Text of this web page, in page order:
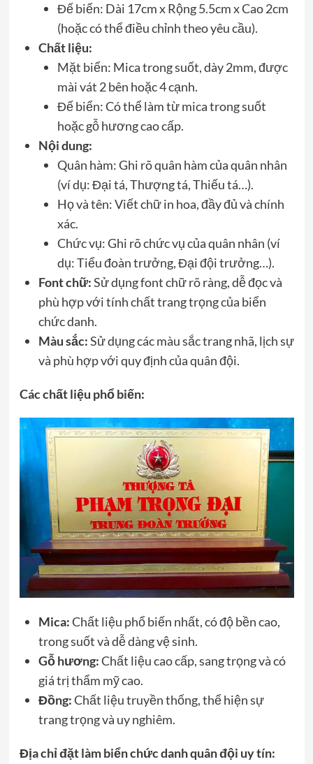
Đế biển: Dài 17cm x Rộng 5.5cm x Cao 2cm
(hoặc có thể điều chỉnh theo yêu cầu).
Chất liệu:
Mặt biển: Mica trong suốt, dày 2mm, được
mài vát 2 bên hoặc 4 cạnh.
Đế biển: Có thể làm từ mica trong suốt
hoặc gỗ hương cao cấp.
Nội dung:
Quân hàm: Ghi rõ quân hàm của quân nhân
(ví dụ: Đại tá, Thượng tá, Thiếu tá…).
Họ và tên: Viết chữ in hoa, đầy đủ và chính
xác.
Chức vụ: Ghi rõ chức vụ của quân nhân (ví
dụ: Tiểu đoàn trưởng, Đại đội trưởng…).
Font chữ:Sử dụng font chữ rõ ràng, dễ đọc và
phù hợp với tính chất trang trọng của biển
chức danh.
Màu sắc:Sử dụng các màu sắc trang nhã, lịch sự
và phù hợp với quy định của quân đội.
Các chất liệu phổ biến:
Mica:Chất liệu phổ biến nhất, có độ bền cao,
trong suốt và dễ dàng vệ sinh.
Gỗ hương:Chất liệu cao cấp, sang trọng và có
giá trị thẩm mỹ cao.
Đồng:Chất liệu truyền thống, thể hiện sự
trang trọng và uy nghiêm.
Địa chỉ đặt làm biển chức danh quân đội uy tín: